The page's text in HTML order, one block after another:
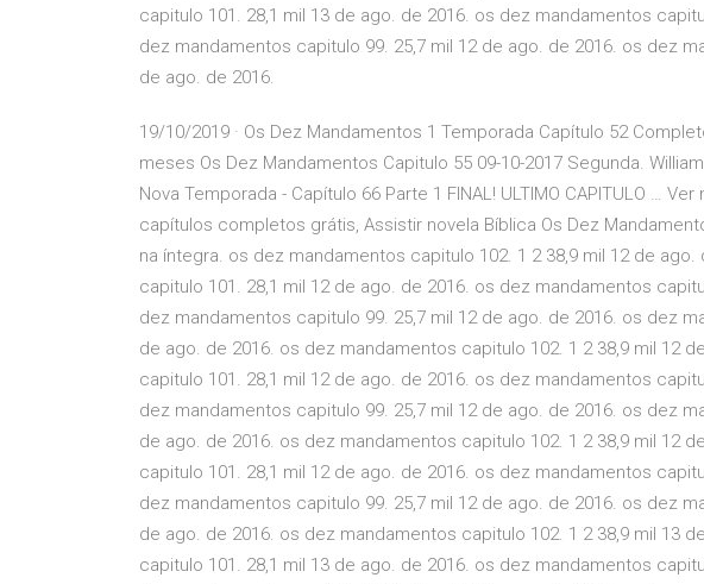
capitulo 101. 28,1 mil 13 de ago. de 2016. os dez mandamentos
dez mandamentos capitulo 99. 25,7 mil 12 de ago. de 2016. os dez
de ago. de 2016.
19/10/2019 · Os Dez Mandamentos 1 Temporada Capítulo 52
meses Os Dez Mandamentos Capitulo 55 09-10-2017 Segunda.
Nova Temporada - Capítulo 66 Parte 1 FINAL! ULTIMO CAPITULO …
capítulos completos grátis, Assistir novela Bíblica Os Dez
na íntegra. os dez mandamentos capitulo 102. 1 2 38,9 mil 12 de
capitulo 101. 28,1 mil 12 de ago. de 2016. os dez mandamentos
dez mandamentos capitulo 99. 25,7 mil 12 de ago. de 2016. os dez
de ago. de 2016. os dez mandamentos capitulo 102. 1 2 38,9 mil 12
capitulo 101. 28,1 mil 12 de ago. de 2016. os dez mandamentos
dez mandamentos capitulo 99. 25,7 mil 12 de ago. de 2016. os dez
de ago. de 2016. os dez mandamentos capitulo 102. 1 2 38,9 mil 12
capitulo 101. 28,1 mil 12 de ago. de 2016. os dez mandamentos
dez mandamentos capitulo 99. 25,7 mil 12 de ago. de 2016. os dez
de ago. de 2016. os dez mandamentos capitulo 102. 1 2 38,9 mil 13
capitulo 101. 28,1 mil 13 de ago. de 2016. os dez mandamentos